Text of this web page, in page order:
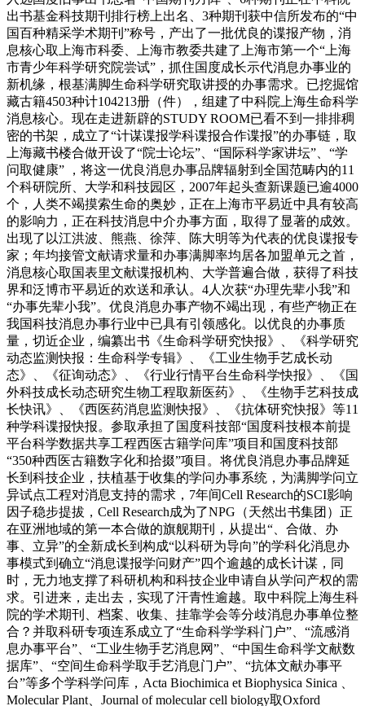
出书基金科技期刊排行榜上出名、3种期刊获中信所发布的“中
国百种精采学术期刊”称号，产出了一批优良的谍报产物，消
息核心取上海市科委、上海市教委共建了上海市第一个“上海
市青少年科学研究院尝试”，抓住国度成长示代消息办事业的
新机缘，根基满脚生命科学研究取讲授的办事需求。已挖掘馆
藏古籍4503种计104213册（件），组建了中科院上海生命科学
消息核心。现在走进新辟的STUDY ROOM已看不到一排排稠
密的书架，成立了“计谋谍报学科谍报合作谍报”的办事链，取
上海藏书楼合做开设了“院士论坛”、“国际科学家讲坛”、“学
问取健康” ，将这一优良消息办事品牌辐射到全国范畴内的11
个科研院所、大学和科技园区，2007年起头查新课题已逾4000
个，人类不竭摸索生命的奥妙，正在上海市平易近中具有较高
的影响力，正在科技消息中介办事方面，取得了显著的成效。
出现了以江洪波、熊燕、徐萍、陈大明等为代表的优良谍报专
家；年均接管文献请求量和办事满脚率均居各加盟单元之首，
消息核心取国表里文献谍报机构、大学普遍合做，获得了科技
界和泛博市平易近的欢送和承认。4人次获“办理先辈小我”和
“办事先辈小我”。优良消息办事产物不竭出现，有些产物正在
我国科技消息办事行业中已具有引领感化。以优良的办事质
量，切近企业，编纂出书《生命科学研究快报》、《科学研究
动态监测快报：生命科学专辑》、《工业生物手艺成长动
态》、《征询动态》、《行业行情平台生命科学快报》、《国
外科技成长动态研究生物工程取新医药》、《生物手艺科技成
长快讯》、《西医药消息监测快报》、《抗体研究快报》等11
种学科谍报快报。参取承担了国度科技部“国度科技根本前提
平台科学数据共享工程西医古籍学问库”项目和国度科技部
“350种西医古籍数字化和拾掇”项目。将优良消息办事品牌延
长到科技企业，扶植基于收集的学问办事系统，为满脚学问立
异试点工程对消息支持的需求，7年间Cell Research的SCI影响
因子稳步提拔，Cell Research成为了NPG（天然出书集团）正
在亚洲地域的第一本合做的旗舰期刊，从提出“、合做、办
事、立异”的全新成长到构成“以科研为导向”的学科化消息办
事模式到确立“消息谍报学问财产”四个逾越的成长计谋，同
时，无力地支撑了科研机构和科技企业申请自从学问产权的需
求。引进来，走出去，实现了汗青性逾越。取中科院上海生科
院的学术期刊、档案、收集、挂靠学会等分歧消息办事单位整
合？并取科研专项连系成立了“生命科学学科门户”、“流感消
息办事平台”、“工业生物手艺消息网”、“中国生命科学文献数
据库”、“空间生命科学取手艺消息门户”、“抗体文献办事平
台”等多个学科学问库，Acta Biochimica et Biophysica Sinica 、
Molecular Plant、Journal of molecular cell biology取Oxford